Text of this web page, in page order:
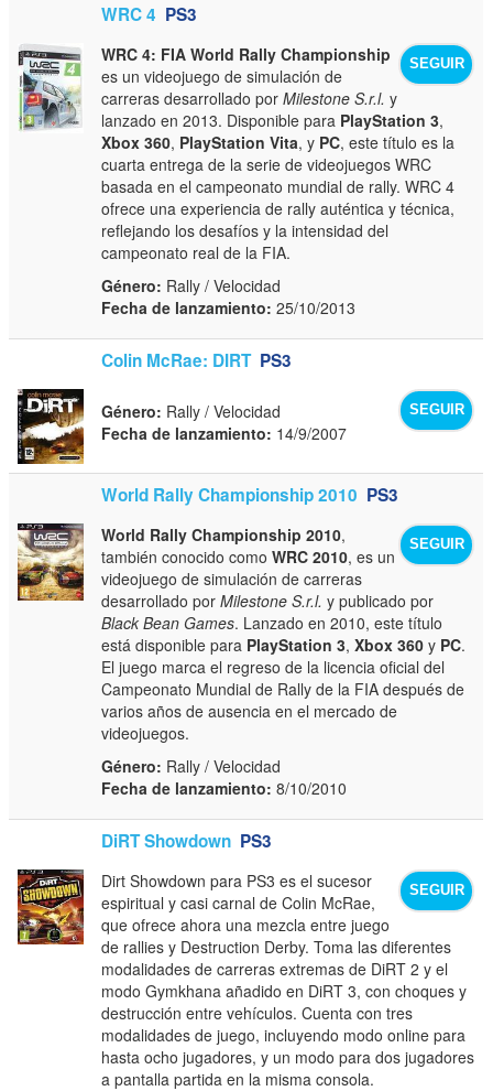
WRC 4 PS3
SEGUIR
WRC 4: FIA World Rally Championship
es un videojuego de simulación de
carreras desarrollado porMilestone S.r.l. y
lanzado en 2013. Disponible para PlayStation 3,
Xbox 360, PlayStation Vita, y PC, este título es la
cuarta entrega de la serie de videojuegos WRC
basada en el campeonato mundial de rally. WRC 4
ofrece una experiencia de rally auténtica y técnica,
reflejando los desafíos y la intensidad del
campeonato real de la FIA.
Género: Rally / Velocidad
Fecha de lanzamiento: 25/10/2013
Colin McRae: DIRT PS3
SEGUIR
Género: Rally / Velocidad
Fecha de lanzamiento: 14/9/2007
World Rally Championship 2010 PS3
SEGUIR
World Rally Championship 2010,
también conocido comoWRC 2010, es un
videojuego de simulación de carreras
desarrollado porMilestone S.r.l. y publicado por
Black Bean Games. Lanzado en 2010, este título
está disponible para PlayStation 3,Xbox 360 y PC.
El juego marca el regreso de la licencia oficial del
Campeonato Mundial de Rally de la FIA después de
varios años de ausencia en el mercado de
videojuegos.
Género: Rally / Velocidad
Fecha de lanzamiento: 8/10/2010
DiRT Showdown PS3
SEGUIR
Dirt Showdown para PS3 es el sucesor
espiritual y casi carnal de Colin McRae,
que ofrece ahora una mezcla entre juego
de rallies y Destruction Derby. Toma las diferentes
modalidades de carreras extremas de DiRT 2 y el
modo Gymkhana añadido en DiRT 3, con choques y
destrucción entre vehículos. Cuenta con tres
modalidades de juego, incluyendo modo online para
hasta ocho jugadores, y un modo para dos jugadores
a pantalla partida en la misma consola.